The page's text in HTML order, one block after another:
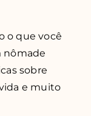
o que você
nômade
sobre
e muito